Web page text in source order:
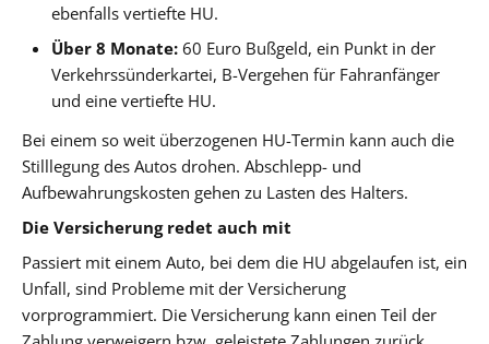
ebenfalls vertiefte HU.
Über 8 Monate: 60 Euro Bußgeld, ein Punkt in der
Verkehrssünderkartei, B-Vergehen für Fahranfänger
und eine vertiefte HU.
Bei einem so weit überzogenen HU-Termin kann auch die
Stilllegung des Autos drohen. Abschlepp- und
Aufbewahrungskosten gehen zu Lasten des Halters.
Die Versicherung redet auch mit
Passiert mit einem Auto, bei dem die HU abgelaufen ist, ein
Unfall, sind Probleme mit der Versicherung
vorprogrammiert. Die Versicherung kann einen Teil der